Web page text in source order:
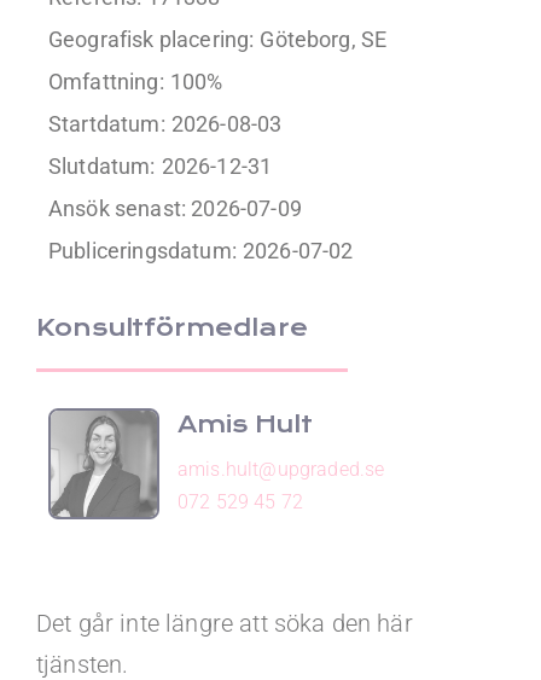
Geografisk placering: Göteborg, SE
Omfattning: 100%
Startdatum: 2026-08-03
Slutdatum: 2026-12-31
Ansök senast: 2026-07-09
Publiceringsdatum: 2026-07-02
Konsultförmedlare
Amis Hult
amis.hult@upgraded.se
072 529 45 72
Det går inte längre att söka den här
tjänsten.